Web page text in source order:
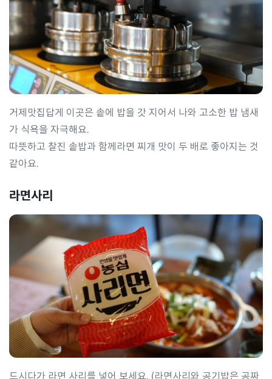
거제맛집답게 이곳은 솥에 밥을 갓 지어서 나와 고소한 밥 냄새
가 식욕을 자극해요.
따뜻하고 찰진 솥밥과 함께라면 찌개 맛이 두 배로 좋아지는 것
같아요.
라면사리
드시다가 라면 사리를 넣어 보세요. (라면사리와 공기밥은 공짜